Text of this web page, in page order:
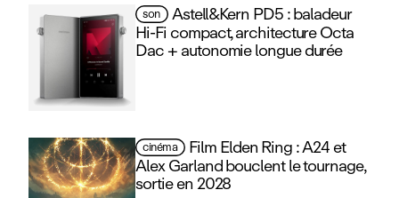
son Astell&Kern PD5 : baladeur
Hi‑Fi compact, architecture Octa
Dac + autonomie longue durée
cinéma Film Elden Ring : A24 et
Alex Garland bouclent le tournage,
sortie en 2028